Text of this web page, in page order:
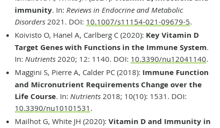
immunity. In: Reviews in Endocrine and Metabolic
Disorders 2021. DOI: 10.1007/s11154-021-09679-5.
Koivisto O, Hanel A, Carlberg C (2020): Key Vitamin D
Target Genes with Functions in the Immune System.
In: Nutrients 2020; 12: 1140. DOI: 10.3390/nu12041140.
Maggini S, Pierre A, Calder PC (2018): Immune Function
and Micronutrient Requirements Change over the
Life Course. In: Nutrients 2018; 10(10): 1531. DOI:
10.3390/nu10101531 .
Mailhot G, White JH (2020): Vitamin D and Immunity in